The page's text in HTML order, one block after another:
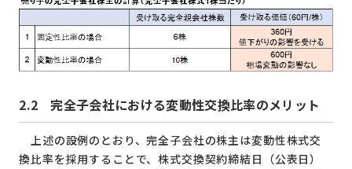
2.2 完全子会社における変動性交換比率のメリット
上述の設例のとおり、完全子会社の株主は変動性株式交
換比率を採用することで、株式交換契約締結日（公表日）